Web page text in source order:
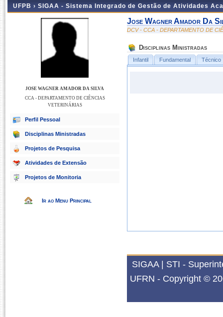
UFPB › SIGAA - Sistema Integrado de Gestão de Atividades
JOSE WAGNER AMADOR DA SILVA
CCA - DEPARTAMENTO DE CIÊNCIAS
VETERINÁRIAS
Perfil Pessoal
Disciplinas Ministradas
Projetos de Pesquisa
Atividades de Extensão
Projetos de Monitoria
Ir ao Menu Principal
Jose Wagner Amador Da
DCV - CCA - DEPARTAMENTO DE
Disciplinas Ministradas
Infantil Fundamental Técnico
SIGAA | STI -
UFRN - Copyright ©